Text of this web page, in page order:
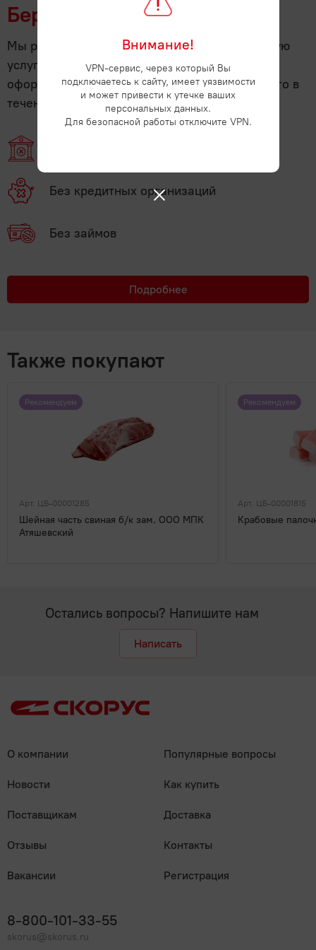
Бери сейчас - плати потом!
Мы рады предложить нашим клиентам удобную
услугу - отсрочку платежа. Теперь вы можете
оформить заказ на нашем сайте и оплатить его в
течение
14 дней.
Без кредитных организаций
Без займов
Подробнее
Также покупают
Рекомендуем
Арт. ЦБ-00001285
Шейная часть свиная б/к зам. ООО МПК
Атяшевский
Рекомендуем
Арт. ЦБ-00001815
Крабовые
Остались вопросы? Напишите нам
Написать
О компании
Новости
Поставщикам
Отзывы
Вакансии
Популярные вопросы
Как купить
Доставка
Контакты
Регистрация
8-800-101-33-55
skorus@skorus.ru
Внимание!
VPN-сервис, через который Вы
подключаетесь к сайту, имеет уязвимости
и может привести к утечке ваших
персональных данных.
Для безопасной работы отключите VPN.